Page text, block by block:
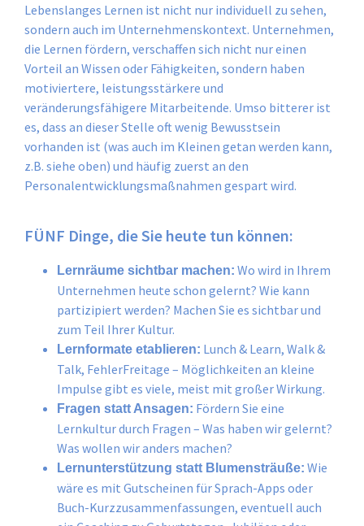
Lebenslanges Lernen ist nicht nur individuell zu sehen,
sondern auch im Unternehmenskontext. Unternehmen,
die Lernen fördern, verschaffen sich nicht nur einen
Vorteil an Wissen oder Fähigkeiten, sondern haben
motiviertere, leistungsstärkere und
veränderungsfähigere Mitarbeitende. Umso bitterer ist
es, dass an dieser Stelle oft wenig Bewusstsein
vorhanden ist (was auch im Kleinen getan werden kann,
z.B. siehe oben) und häufig zuerst an den
Personalentwicklungsmaßnahmen gespart wird.
FÜNF Dinge, die Sie heute tun können:
Lernräume sichtbar machen: Wo wird in Ihrem
Unternehmen heute schon gelernt? Wie kann
partizipiert werden? Machen Sie es sichtbar und
zum Teil Ihrer Kultur.
Lernformate etablieren: Lunch & Learn, Walk &
Talk, FehlerFreitage – Möglichkeiten an kleine
Impulse gibt es viele, meist mit großer Wirkung.
Fragen statt Ansagen: Fördern Sie eine
Lernkultur durch Fragen – Was haben wir gelernt?
Was wollen wir anders machen?
Lernunterstützung statt Blumensträuße: Wie
wäre es mit Gutscheinen für Sprach-Apps oder
Buch-Kurzzusammenfassungen, eventuell auch